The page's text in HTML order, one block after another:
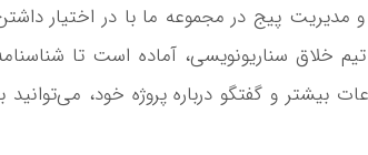
مدیریت پیج در مجموعه ما با در اختیار
خلاق سناریونویسی، آماده است تا
بیشتر و گفتگو درباره پروژه خود، می‌توانید